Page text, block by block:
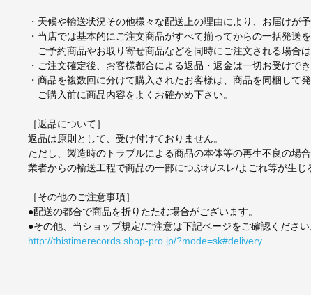
・天候や輸送状況その他様々な配送上の理由により、お届けが
・当店では基本的にご注文商品がすべて揃ってからの一括発送
ご予約商品やお取り寄せ商品などを同時にご注文される場合は
・ご注文確定後、お客様都合による返品・返金は一切お受けでき
・商品を複数回に分けて購入されたお客様は、商品を同梱して
ご購入前に商品内容をよくお確かめ下さい。
［返品について］
返品は原則として、受け付けておりません。
ただし、製造時のトラブルによる商品の本体等の再生不良の場
業者からの輸送工程で商品の一部につぶれ/スレ/よごれ等が生
［その他のご注意事項］
●配送の都合で商品を折りたたむ場合がございます。
●その他、当ショップ規定/ご注意は下記ページをご確認ください
http://thistimerecords.shop-pro.jp/?mode=sk#delivery